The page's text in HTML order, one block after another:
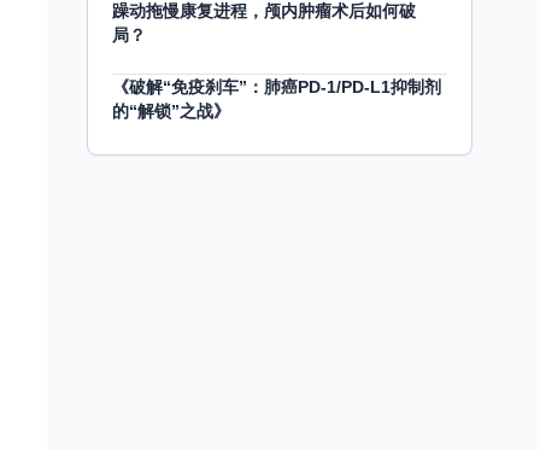
躁动拖慢康复进程，颅内肿瘤术后如何破
局？
《破解“免疫刹车”：肺癌PD-1/PD-L1抑制剂
的“解锁”之战》